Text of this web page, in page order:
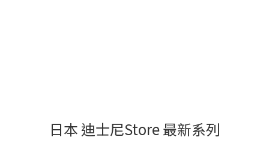
日本 迪士尼Store 最新系列